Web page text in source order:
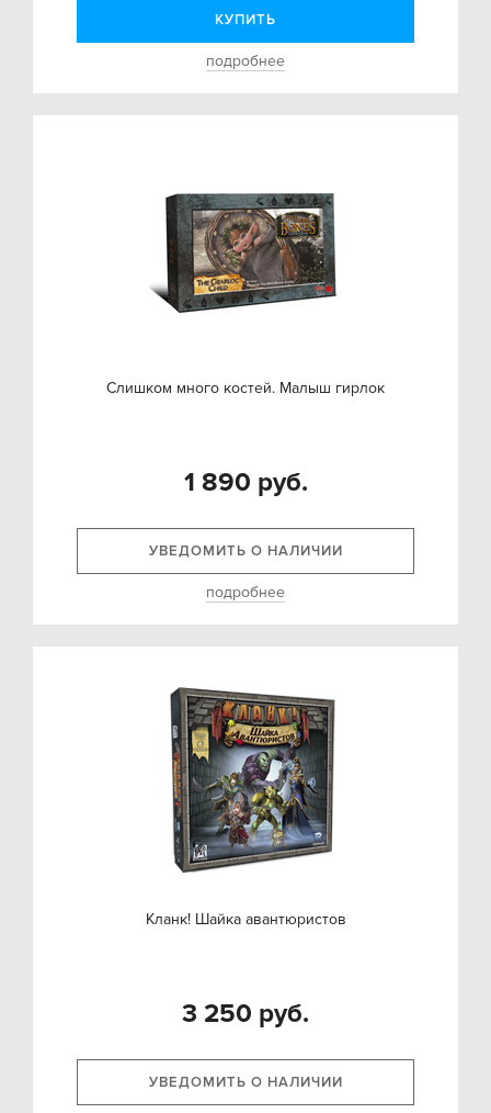
КУПИТЬ
подробнее
Слишком много костей. Малыш гирлок
1 890 руб.
УВЕДОМИТЬ О НАЛИЧИИ
подробнее
Кланк! Шайка авантюристов
3 250 руб.
УВЕДОМИТЬ О НАЛИЧИИ